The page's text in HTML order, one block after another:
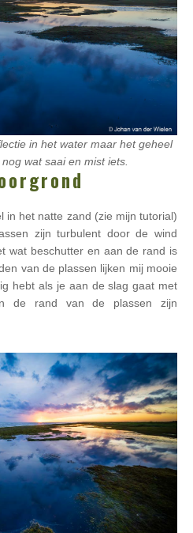
in het water maar het geheel
wat saai en mist iets.
in het natte zand (zie mijn tutorial)
zijn turbulent door de wind
wat beschutter en aan de rand is
van de plassen lijken mij mooie
hebt als je aan de slag gaat met
de rand van de plassen zijn